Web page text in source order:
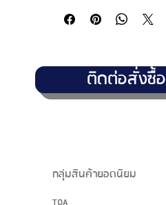
ติดต่อสั่งซื้อ
กลุ่มสินค้ายอดนิยม